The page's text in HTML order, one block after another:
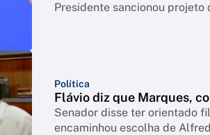
Presidente sancionou
Política
Flávio diz que Marques,
Senador disse ter orientado
encaminhou escolha de